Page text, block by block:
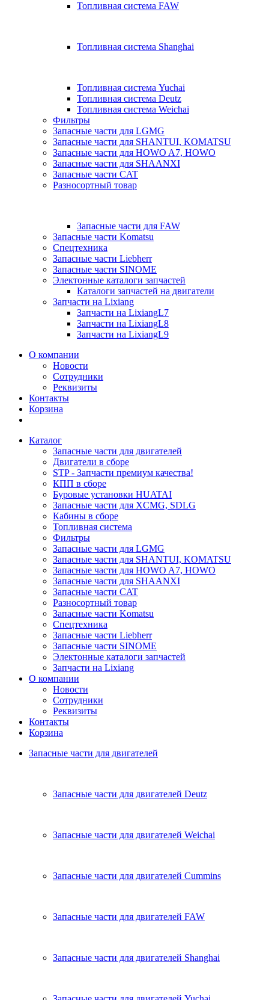
Топливная система FAW
Топливная система Shanghai
Топливная система Yuchai
Топливная система Deutz
Топливная система Weichai
Фильтры
Запасные части для LGMG
Запасные части для SHANTUI, KOMATSU
Запасные части для HOWO A7, HOWO
Запасные части для SHAANXI
Запасные части CAT
Разносортный товар
Запасные части для FAW
Запасные части Komatsu
Спецтехника
Запасные части Liebherr
Запасные части SINOME
Электонные каталоги запчастей
Каталоги запчастей на двигатели
Запчасти на Lixiang
Запчасти на LixiangL7
Запчасти на LixiangL8
Запчасти на LixiangL9
О компании
Новости
Сотрудники
Реквизиты
Контакты
Корзина
Каталог
Запасные части для двигателей
Двигатели в сборе
STP - Запчасти премиум качества!
КПП в сборе
Буровые установки HUATAI
Запасные части для XCMG, SDLG
Кабины в сборе
Топливная система
Фильтры
Запасные части для LGMG
Запасные части для SHANTUI, KOMATSU
Запасные части для HOWO A7, HOWO
Запасные части для SHAANXI
Запасные части CAT
Разносортный товар
Запасные части Komatsu
Спецтехника
Запасные части Liebherr
Запасные части SINOME
Электонные каталоги запчастей
Запчасти на Lixiang
О компании
Новости
Сотрудники
Реквизиты
Контакты
Корзина
Запасные части для двигателей
Запасные части для двигателей Deutz
Запасные части для двигателей Weichai
Запасные части для двигателей Cummins
Запасные части для двигателей FAW
Запасные части для двигателей Shanghai